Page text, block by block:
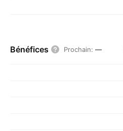
Bénéfices Prochain: —